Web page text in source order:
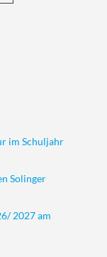
im Schuljahr
Solinger
2027 am